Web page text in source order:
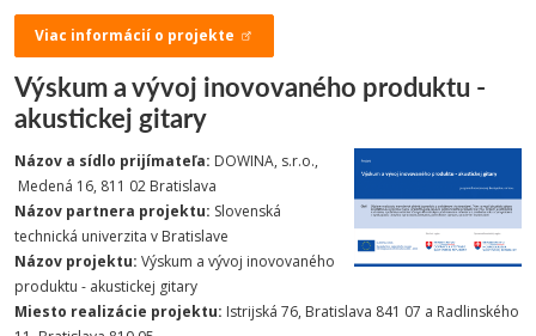
Viac informácií o projekte
Výskum a vývoj inovovaného produktu -
akustickej gitary
Názov a sídlo prijímateľa: DOWINA, s.r.o.,
Medená 16, 811 02 Bratislava
Názov partnera projektu: Slovenská
technická univerzita v Bratislave
Názov projektu: Výskum a vývoj inovovaného
produktu - akustickej gitary
Miesto realizácie projektu: Istrijská 76, Bratislava 841 07 a Radlinského